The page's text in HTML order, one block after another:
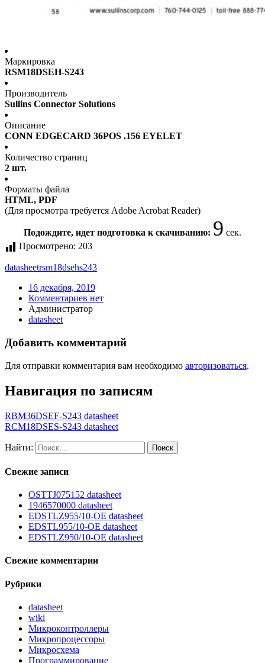
Маркировка
RSM18DSEH-S243
Производитель
Sullins Connector Solutions
Описание
CONN EDGECARD 36POS .156 EYELET
Количество страниц
2 шт.
Форматы файла
HTML, PDF
(Для просмотра требуется Adobe Acrobat Reader)
Подождите, идет подготовка к скачиванию: 9 сек.
Просмотрено: 203
datasheetrsm18dsehs243
16 декабря, 2019
Комментариев нет
Администратор
datasheet
Добавить комментарий
Для отправки комментария вам необходимо авторизоваться.
Навигация по записям
RBM36DSEF-S243 datasheet
RCM18DSES-S243 datasheet
Найти:
Свежие записи
OSTTJ075152 datasheet
1946570000 datasheet
EDSTLZ955/10-OE datasheet
EDSTL955/10-OE datasheet
EDSTLZ950/10-OE datasheet
Свежие комментарии
Рубрики
datasheet
wiki
Микроконтроллеры
Микропроцессоры
Микросхема
Программирование